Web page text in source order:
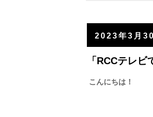
2023年3月
「RCCテレ
こんにちは！